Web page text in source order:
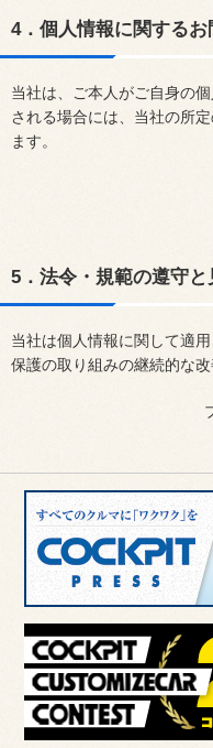
4．個人情報に関する
当社は、ご本人がご自身の
される場合には、当社の所
ます。
5．法令・規範の遵守
当社は個人情報に関して適
保護の取り組みの継続的な改